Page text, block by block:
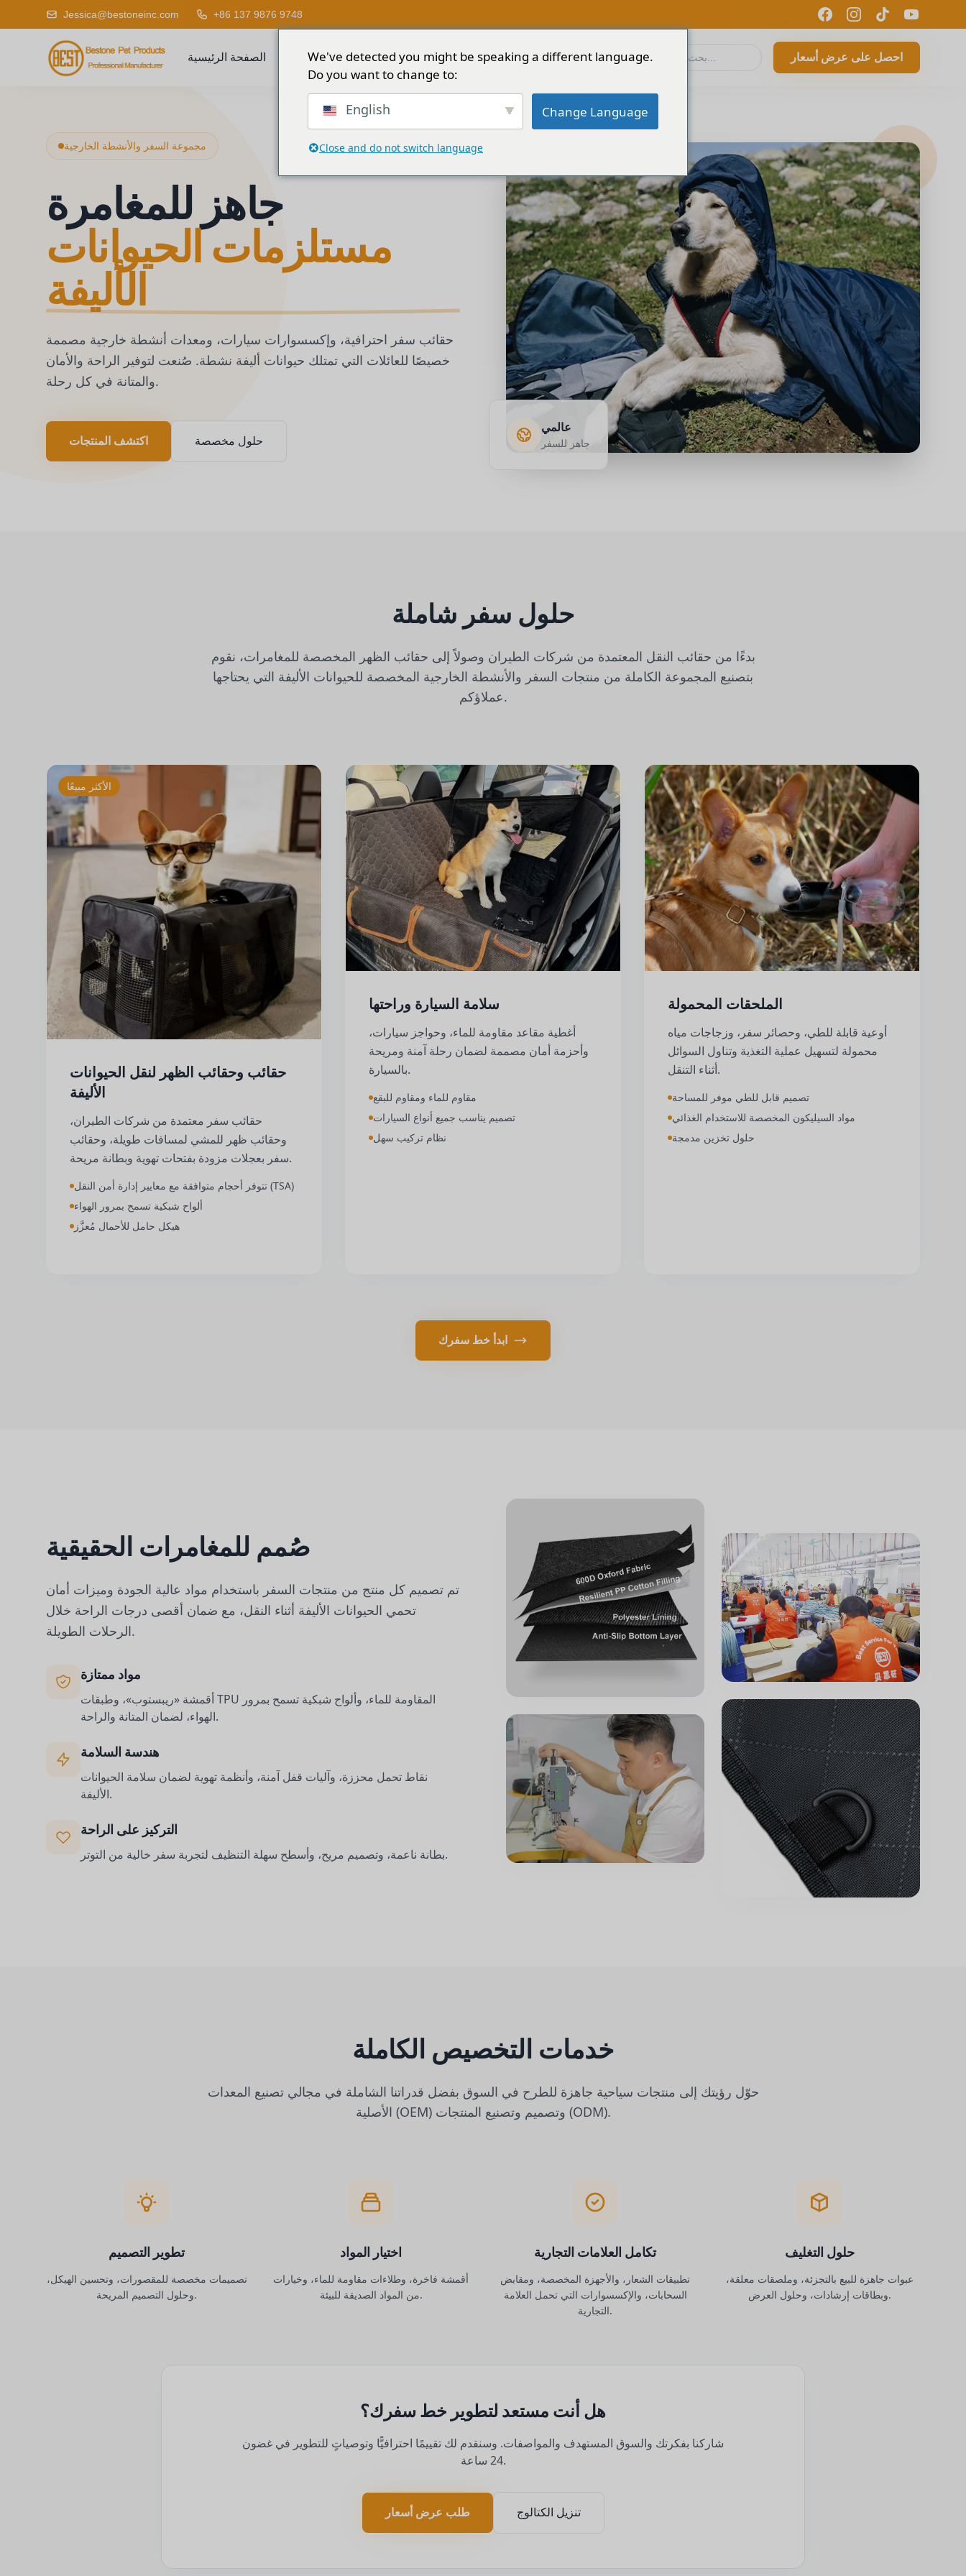
Jessica@bestoneinc.com +86 137 9876 9748
الصفحة الرئيسية المنتج الحلول الخدمات المدونة نبذة عن احصل على عرض أسعار
مجموعة السفر والأنشطة الخارجية
جاهز للمغامرة
مستلزمات الحيوانات
الأليفة
حقائب سفر احترافية، وإكسسوارات سيارات، ومعدات أنشطة خارجية مصممة
خصيصًا للعائلات التي تمتلك حيوانات أليفة نشطة. صُنعت لتوفير الراحة والأمان
والمتانة في كل رحلة.
اكتشف المنتجات حلول مخصصة
عالمي
جاهز للسفر
حلول سفر شاملة
بدءًا من حقائب النقل المعتمدة من شركات الطيران وصولاً إلى حقائب الظهر المخصصة للمغامرات، نقوم
بتصنيع المجموعة الكاملة من منتجات السفر والأنشطة الخارجية المخصصة للحيوانات الأليفة التي يحتاجها
عملاؤكم.
الأكثر مبيعًا
حقائب وحقائب الظهر لنقل الحيوانات
الأليفة
حقائب سفر معتمدة من شركات الطيران،
وحقائب ظهر للمشي لمسافات طويلة، وحقائب
سفر بعجلات مزودة بفتحات تهوية وبطانة مريحة.
تتوفر أحجام متوافقة مع معايير إدارة أمن النقل (TSA)
ألواح شبكية تسمح بمرور الهواء
هيكل حامل للأحمال مُعزَّز
سلامة السيارة وراحتها
أغطية مقاعد مقاومة للماء، وحواجز سيارات،
وأحزمة أمان مصممة لضمان رحلة آمنة ومريحة
بالسيارة.
مقاوم للماء ومقاوم للبقع
تصميم يناسب جميع أنواع السيارات
نظام تركيب سهل
الملحقات المحمولة
أوعية قابلة للطي، وحصائر سفر، وزجاجات مياه
محمولة لتسهيل عملية التغذية وتناول السوائل
أثناء التنقل.
تصميم قابل للطي موفر للمساحة
مواد السيليكون المخصصة للاستخدام الغذائي
حلول تخزين مدمجة
ابدأ خط سفرك
صُمم للمغامرات الحقيقية
تم تصميم كل منتج من منتجات السفر باستخدام مواد عالية الجودة وميزات أمان
تحمي الحيوانات الأليفة أثناء النقل، مع ضمان أقصى درجات الراحة خلال
الرحلات الطويلة.
مواد ممتازة
أقمشة «ريبستوب»، وطبقات TPU المقاومة للماء، وألواح شبكية تسمح بمرور
الهواء، لضمان المتانة والراحة.
هندسة السلامة
نقاط تحمل محززة، وآليات قفل آمنة، وأنظمة تهوية لضمان سلامة الحيوانات
الأليفة.
التركيز على الراحة
بطانة ناعمة، وتصميم مريح، وأسطح سهلة التنظيف لتجربة سفر خالية من التوتر.
خدمات التخصيص الكاملة
حوّل رؤيتك إلى منتجات سياحية جاهزة للطرح في السوق بفضل قدراتنا الشاملة في مجالي تصنيع المعدات
الأصلية (OEM) وتصميم وتصنيع المنتجات (ODM).
تطوير التصميم
تصميمات مخصصة للمقصورات، وتحسين الهيكل،
وحلول التصميم المريحة.
اختيار المواد
أقمشة فاخرة، وطلاءات مقاومة للماء، وخيارات
من المواد الصديقة للبيئة.
تكامل العلامات التجارية
تطبيقات الشعار، والأجهزة المخصصة، ومقابض
السحابات، والإكسسوارات التي تحمل العلامة
التجارية.
حلول التغليف
عبوات جاهزة للبيع بالتجزئة، وملصقات معلقة،
وبطاقات إرشادات، وحلول العرض.
هل أنت مستعد لتطوير خط سفرك؟
شاركنا بفكرتك والسوق المستهدف والمواصفات. وسنقدم لك تقييمًا احترافيًّا وتوصياتٍ للتطوير في غضون
24 ساعة.
طلب عرض أسعار تنزيل الكتالوج
We've detected you might be speaking a different language.
Do you want to change to:
English Change Language
Close and do not switch language